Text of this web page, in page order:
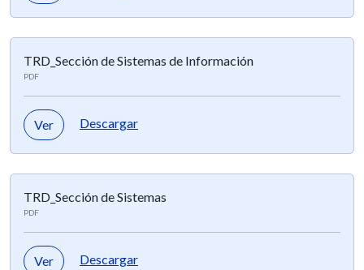
TRD_Sección de Sistemas de Información
PDF
Ver Descargar
TRD_Sección de Sistemas
PDF
Ver Descargar